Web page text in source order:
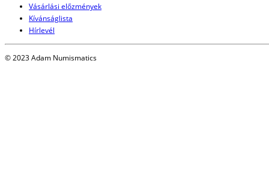
Vásárlási előzmények
Kívánságlista
Hírlevél
© 2023 Adam Numismatics